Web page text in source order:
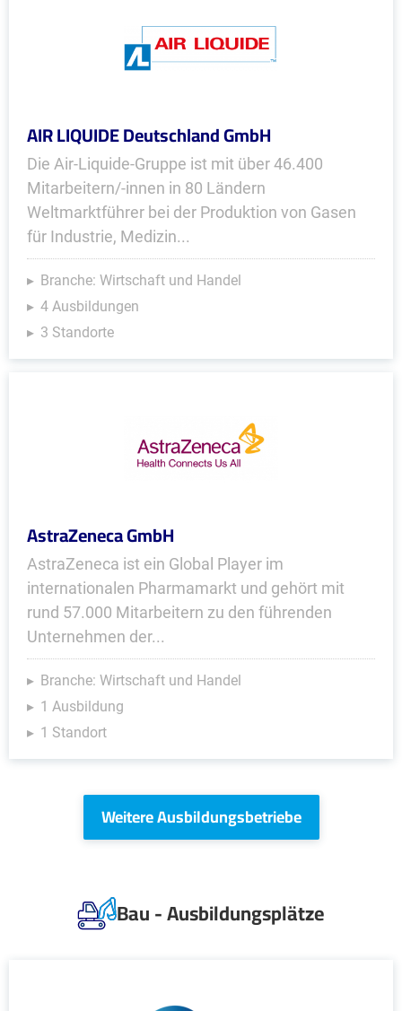
AIR LIQUIDE Deutschland GmbH
Die Air-Liquide-Gruppe ist mit über 46.400
Mitarbeitern/-innen in 80 Ländern
Weltmarktführer bei der Produktion von Gasen
für Industrie, Medizin...
Branche: Wirtschaft und Handel
4 Ausbildungen
3 Standorte
AstraZeneca GmbH
AstraZeneca ist ein Global Player im
internationalen Pharmamarkt und gehört mit
rund 57.000 Mitarbeitern zu den führenden
Unternehmen der...
Branche: Wirtschaft und Handel
1 Ausbildung
1 Standort
Weitere Ausbildungsbetriebe
Bau - Ausbildungsplätze